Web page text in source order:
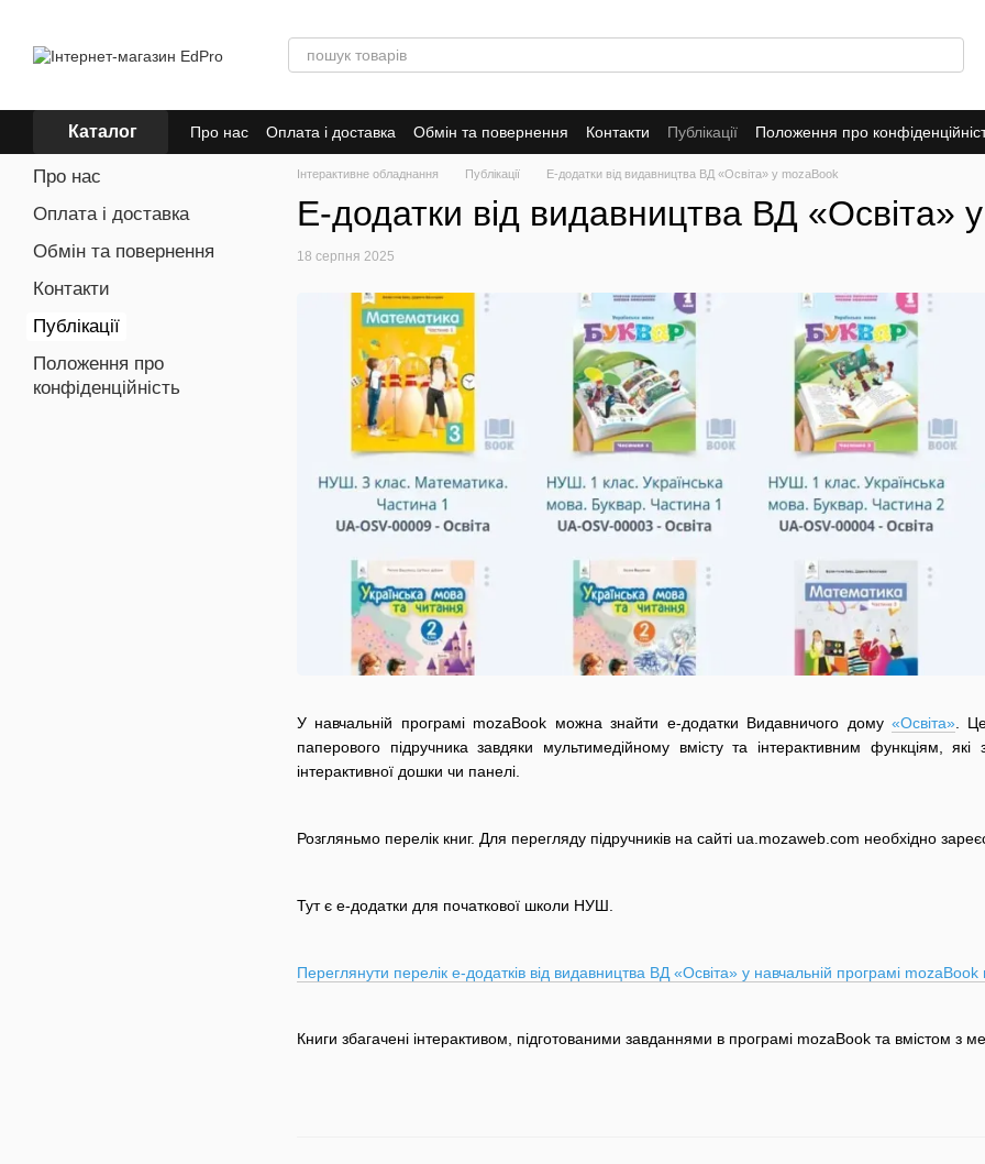
Каталог Про нас Оплата і доставка Обмін та повернення Контакти Публікації Положення про
Інтерактивне обладнання Публікації Е-додатки від видавництва ВД «Освіта» у mozaBook
Е-додатки від видавництва ВД «Освіта»
18 серпня 2025
У навчальній програмі mozaBook можна знайти е-додатки Видавничого дому «Освіта».
паперового підручника завдяки мультимедійному вмісту та інтерактивним функціям,
інтерактивної дошки чи панелі.
Розгляньмо перелік книг. Для перегляду підручників на сайті ua.mozaweb.com необхідно
Тут є е-додатки для початкової школи НУШ.
Переглянути перелік е-додатків від видавництва ВД «Освіта» у навчальній програмі mozaBook
Книги збагачені інтерактивом, підготованими завданнями в програмі mozaBook та вмістом з
Про нас
Оплата і доставка
Обмін та повернення
Контакти
Публікації
Положення про
конфіденційність